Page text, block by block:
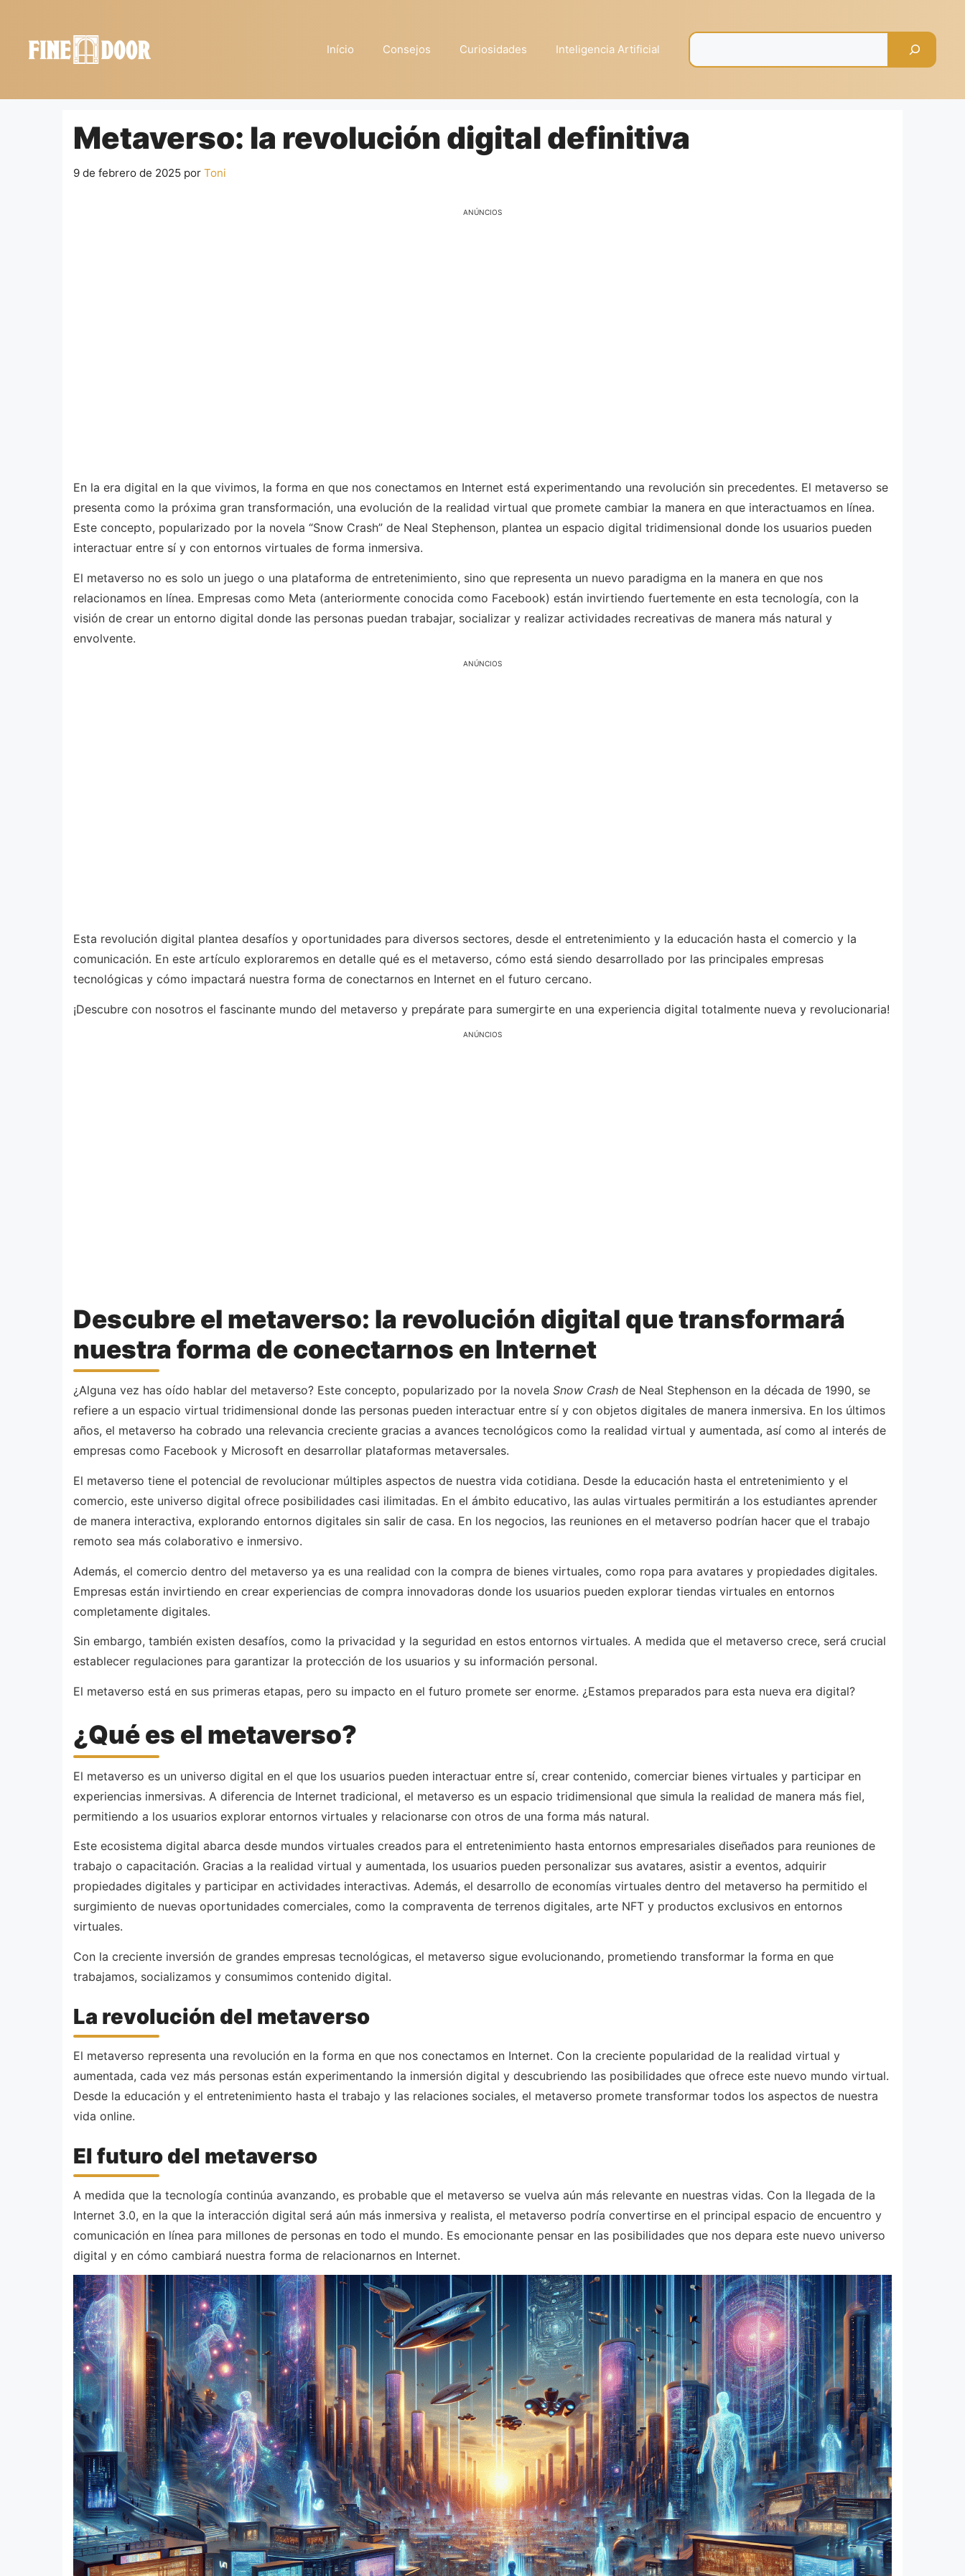
contenido
Início Consejos Curiosidades Inteligencia Artificial
Metaverso: la revolución digital definitiva
9 de febrero de 2025 por Toni
ANÚNCIOS
En la era digital en la que vivimos, la forma en que nos conectamos en Internet está experimentando una revolución sin precedentes. El metaverso se
presenta como la próxima gran transformación, una evolución de la realidad virtual que promete cambiar la manera en que interactuamos en línea.
Este concepto, popularizado por la novela “Snow Crash” de Neal Stephenson, plantea un espacio digital tridimensional donde los usuarios pueden
interactuar entre sí y con entornos virtuales de forma inmersiva.
El metaverso no es solo un juego o una plataforma de entretenimiento, sino que representa un nuevo paradigma en la manera en que nos
relacionamos en línea. Empresas como Meta (anteriormente conocida como Facebook) están invirtiendo fuertemente en esta tecnología, con la
visión de crear un entorno digital donde las personas puedan trabajar, socializar y realizar actividades recreativas de manera más natural y
envolvente.
ANÚNCIOS
Esta revolución digital plantea desafíos y oportunidades para diversos sectores, desde el entretenimiento y la educación hasta el comercio y la
comunicación. En este artículo exploraremos en detalle qué es el metaverso, cómo está siendo desarrollado por las principales empresas
tecnológicas y cómo impactará nuestra forma de conectarnos en Internet en el futuro cercano.
¡Descubre con nosotros el fascinante mundo del metaverso y prepárate para sumergirte en una experiencia digital totalmente nueva y revolucionaria!
ANÚNCIOS
Descubre el metaverso: la revolución digital que transformará
nuestra forma de conectarnos en Internet
¿Alguna vez has oído hablar del metaverso? Este concepto, popularizado por la novela Snow Crash de Neal Stephenson en la década de 1990, se
refiere a un espacio virtual tridimensional donde las personas pueden interactuar entre sí y con objetos digitales de manera inmersiva. En los últimos
años, el metaverso ha cobrado una relevancia creciente gracias a avances tecnológicos como la realidad virtual y aumentada, así como al interés de
empresas como Facebook y Microsoft en desarrollar plataformas metaversales.
El metaverso tiene el potencial de revolucionar múltiples aspectos de nuestra vida cotidiana. Desde la educación hasta el entretenimiento y el
comercio, este universo digital ofrece posibilidades casi ilimitadas. En el ámbito educativo, las aulas virtuales permitirán a los estudiantes aprender
de manera interactiva, explorando entornos digitales sin salir de casa. En los negocios, las reuniones en el metaverso podrían hacer que el trabajo
remoto sea más colaborativo e inmersivo.
Además, el comercio dentro del metaverso ya es una realidad con la compra de bienes virtuales, como ropa para avatares y propiedades digitales.
Empresas están invirtiendo en crear experiencias de compra innovadoras donde los usuarios pueden explorar tiendas virtuales en entornos
completamente digitales.
Sin embargo, también existen desafíos, como la privacidad y la seguridad en estos entornos virtuales. A medida que el metaverso crece, será crucial
establecer regulaciones para garantizar la protección de los usuarios y su información personal.
El metaverso está en sus primeras etapas, pero su impacto en el futuro promete ser enorme. ¿Estamos preparados para esta nueva era digital?
¿Qué es el metaverso?
El metaverso es un universo digital en el que los usuarios pueden interactuar entre sí, crear contenido, comerciar bienes virtuales y participar en
experiencias inmersivas. A diferencia de Internet tradicional, el metaverso es un espacio tridimensional que simula la realidad de manera más fiel,
permitiendo a los usuarios explorar entornos virtuales y relacionarse con otros de una forma más natural.
Este ecosistema digital abarca desde mundos virtuales creados para el entretenimiento hasta entornos empresariales diseñados para reuniones de
trabajo o capacitación. Gracias a la realidad virtual y aumentada, los usuarios pueden personalizar sus avatares, asistir a eventos, adquirir
propiedades digitales y participar en actividades interactivas. Además, el desarrollo de economías virtuales dentro del metaverso ha permitido el
surgimiento de nuevas oportunidades comerciales, como la compraventa de terrenos digitales, arte NFT y productos exclusivos en entornos
virtuales.
Con la creciente inversión de grandes empresas tecnológicas, el metaverso sigue evolucionando, prometiendo transformar la forma en que
trabajamos, socializamos y consumimos contenido digital.
La revolución del metaverso
El metaverso representa una revolución en la forma en que nos conectamos en Internet. Con la creciente popularidad de la realidad virtual y
aumentada, cada vez más personas están experimentando la inmersión digital y descubriendo las posibilidades que ofrece este nuevo mundo virtual.
Desde la educación y el entretenimiento hasta el trabajo y las relaciones sociales, el metaverso promete transformar todos los aspectos de nuestra
vida online.
El futuro del metaverso
A medida que la tecnología continúa avanzando, es probable que el metaverso se vuelva aún más relevante en nuestras vidas. Con la llegada de la
Internet 3.0, en la que la interacción digital será aún más inmersiva y realista, el metaverso podría convertirse en el principal espacio de encuentro y
comunicación en línea para millones de personas en todo el mundo. Es emocionante pensar en las posibilidades que nos depara este nuevo universo
digital y en cómo cambiará nuestra forma de relacionarnos en Internet.